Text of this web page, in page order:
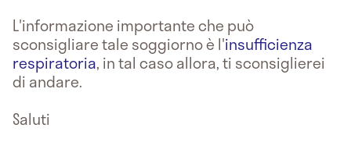
L'informazione importante che può
sconsigliare tale soggiorno è l'insufficienza
respiratoria, in tal caso allora, ti sconsiglierei
di andare.
Saluti